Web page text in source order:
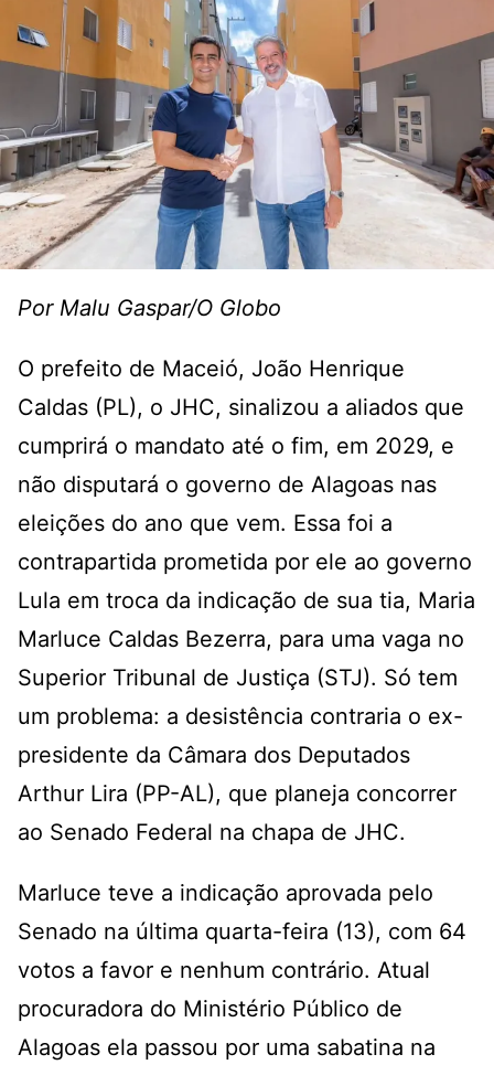
Por Malu Gaspar/O Globo
O prefeito de Maceió, João Henrique
Caldas (PL), o JHC, sinalizou a aliados que
cumprirá o mandato até o fim, em 2029, e
não disputará o governo de Alagoas nas
eleições do ano que vem. Essa foi a
contrapartida prometida por ele ao governo
Lula em troca da indicação de sua tia, Maria
Marluce Caldas Bezerra, para uma vaga no
Superior Tribunal de Justiça (STJ). Só tem
um problema: a desistência contraria o ex-
presidente da Câmara dos Deputados
Arthur Lira (PP-AL), que planeja concorrer
ao Senado Federal na chapa de JHC.
Marluce teve a indicação aprovada pelo
Senado na última quarta-feira (13), com 64
votos a favor e nenhum contrário. Atual
procuradora do Ministério Público de
Alagoas ela passou por uma sabatina na